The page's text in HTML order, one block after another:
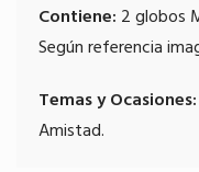
Contiene: 2 globos
Según referencia
Temas y Ocasiones:
Amistad.